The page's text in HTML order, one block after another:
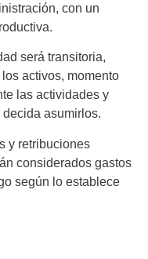
con un
será transitoria,
activos, momento
las actividades y
asumirlos.
y retribuciones
considerados gastos
según lo establece